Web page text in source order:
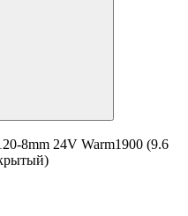
8mm 24V Warm1900 (9.6